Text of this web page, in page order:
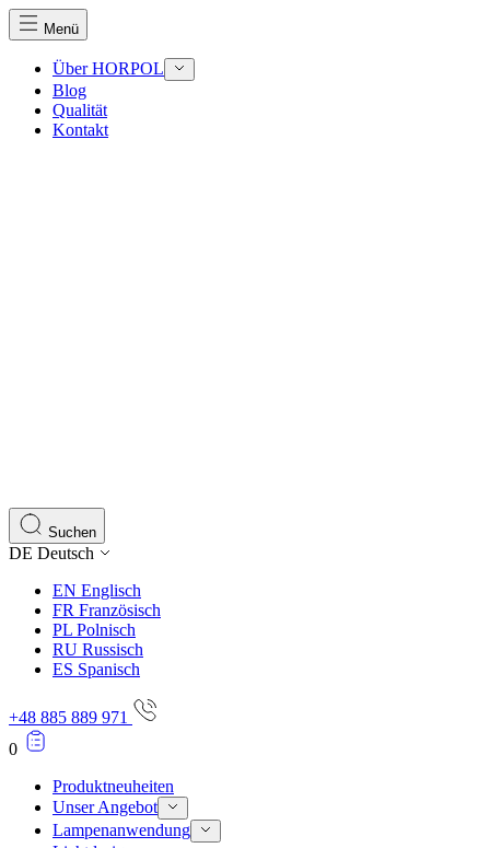
Menü
Über HORPOL
Blog
Qualität
Kontakt
Suchen
DE Deutsch
EN Englisch
FR Französisch
PL Polnisch
RU Russisch
ES Spanisch
+48 885 889 971
0
Produktneuheiten
Unser Angebot
Lampenanwendung
Marketing-Cookies werden verwendet, um Benutzer
einzelnen Benutzer relevant und ansprechend sind und
Nicht kategorisiert.
Andere nicht kategorisierte Cookies sind solche, die